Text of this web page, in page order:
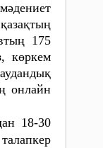
175
көркем
онлайн
18-30